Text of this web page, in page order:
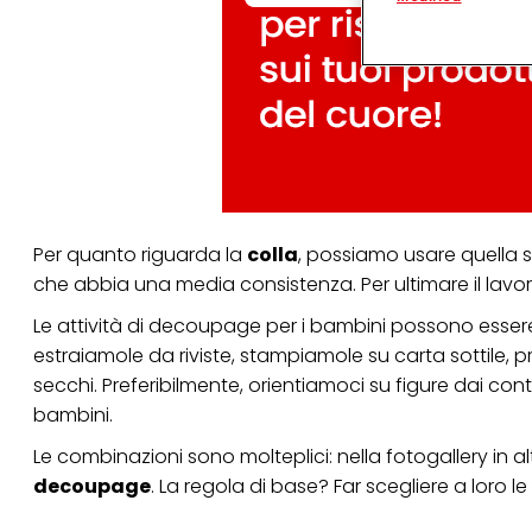
Per quanto riguarda la colla,possiamo usare quella
che abbia una media consistenza. Per ultimare il
Le attività di decoupage per i bambini possono
estraiamole da riviste, stampiamole su carta sottile,
secchi. Preferibilmente, orientiamoci su figure dai
bambini.
Le combinazioni sono molteplici: nella fotogallery in
decoupage. La regola di base? Far scegliere a loro
terzi, conservare
identificati) su
misurare e
Puoi trovare
collegata nel piè
qualsiasi
Se fai clic su
per uno o più
tuoi dati personali